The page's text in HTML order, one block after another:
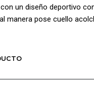
un diseño deportivo
manera pose cuello
fácilmente al empeine
la comodidad también
posee Logo